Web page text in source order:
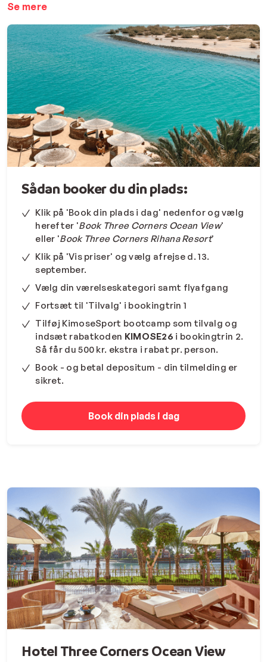
Forvent sved, høj intensitet og en træning, der styrker
både krop og sind.
👉PilatesFit med Melinna: Fokuser på styrke, smidighed
og balance med Melinna unikke tilgang til pilates. Du
forlader hver session mere rank, stærkere og med
fornyet energi.
Hvem kan deltage?
Alle niveauer er velkomne! Træningerne tilpasses, så du
både kan udvikle dig og blive udfordret – uanset om du
er nybegynder eller erfaren atlet. Du kan vælge at
deltage i én træningsform eller kombinere begge.
Hvorfor deltage?
Eksklusive træninger med Danmarks bedste
instruktører.
Luksuriøs overnatning med All inclusive på Three
Corners Ocean View eller Three Corners Rihana
Resort ved Det Røde Hav.
udvikling.
Praktisk info:
Maks. 20 deltagere pr. bootcamp.
Begrænset antal pladser – book din plads nu og tag
en ven, partner eller familiemedlem med!
Få ekstra rabat! Brug kodenKIMOSE26og spar 500
kr. ekstra pr. person. Du tilføjer rabatkoden i
"bookingtrin 2", når du bestiller din rejse.
Uge 38: fra den 13. september til 20. september
2026
Priser
- KimoseSport bootcamp: 1.999 kr. pr. person (husk at
tilføje bootcampen under "Tilvalg" i bookingtrin 1)
*Den billigste frapris gælder ved overnatning på Three
Corners Ocean View ibilligste værelseskategori ved 2
personer i delt dobbeltværelse, samt brugen af
rabatkoden "KIMOSE26" ved booking af rejse.
Du kan forvente en unik og uforglemmelig
træningsrejse. Helt unikt vil du have mulighed for at
deltage i både BoxFit & PilatesFit. Du kan også vælge én
af delene. Dette kan du oplyse, når vi sender den
afrejse.
Se mere
Sådan booker du din plads:
Klik på 'Book din plads i dag' nedenfor og vælg
herefter 'Book Three Corners Ocean View'
eller 'Book Three Corners Rihana Resort'
Klik på 'Vis priser' og vælg afrejse d. 13.
september.
Vælg din værelseskategori samt flyafgang
Fortsæt til 'Tilvalg' i bookingtrin 1
Tilføj KimoseSport bootcamp som tilvalg og
indsæt rabatkoden KIMOSE26 i bookingtrin 2.
Så får du 500 kr. ekstra i rabat pr. person.
Book - og betal depositum - din tilmelding er
sikret.
Book din plads i dag
Hotel Three Corners Ocean View